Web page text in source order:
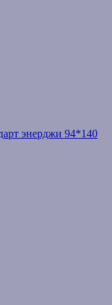
энерджи 94*140